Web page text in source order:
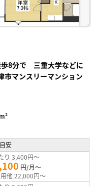
歩8分で 三重大学などに
マンスリーマンション
安
り 3,400円～
円/月～
他 22,000円～